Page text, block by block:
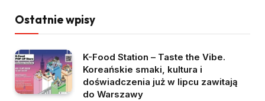
Ostatnie wpisy
K-Food Station – Taste the Vibe.
Koreańskie smaki, kultura i
doświadczenia już w lipcu zawitają
do Warszawy